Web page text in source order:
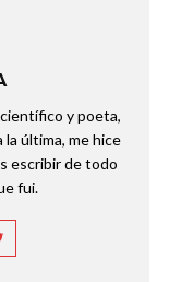
y poeta,
la última, me hice
escribir de todo
fui.